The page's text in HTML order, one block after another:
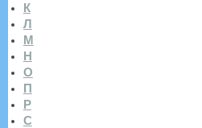
К
Л
М
Н
О
П
Р
С